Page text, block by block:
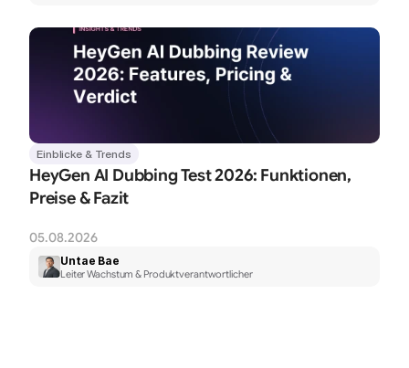
Einblicke & Trends
HeyGen AI Dubbing Test 2026: Funktionen,
Preise & Fazit
05.08.2026
Untae Bae
Leiter Wachstum & Produktverantwortlicher